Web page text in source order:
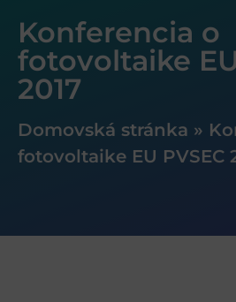
Konferencia o
fotovoltaike
2017
Domovská stránka »
fotovoltaike EU PVSEC